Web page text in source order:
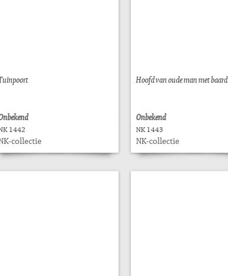
1442
collectie
Hoofd van oude man met baard
Onbekend
NK 1443
NK-collectie